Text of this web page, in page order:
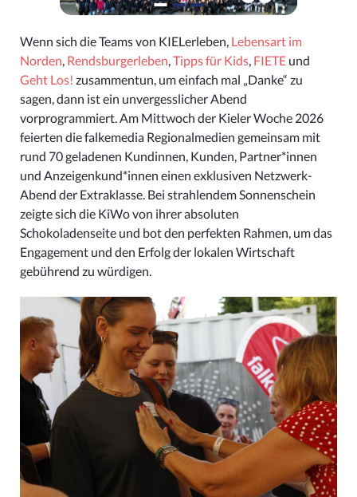
Wenn sich die Teams von KIELerleben, Lebensart im
Norden, Rendsburgerleben,Tipps für Kids, FIETE und
Geht Los! zusammentun, um einfach mal „Danke“ zu
sagen, dann ist ein unvergesslicher Abend
vorprogrammiert. Am Mittwoch der Kieler Woche 2026
feierten die falkemedia Regionalmedien gemeinsam mit
rund 70 geladenen Kundinnen, Kunden, Partner*innen
und Anzeigenkund*innen einen exklusiven Netzwerk-
Abend der Extraklasse. Bei strahlendem Sonnenschein
zeigte sich die KiWo von ihrer absoluten
Schokoladenseite und bot den perfekten Rahmen, um das
Engagement und den Erfolg der lokalen Wirtschaft
gebührend zu würdigen.